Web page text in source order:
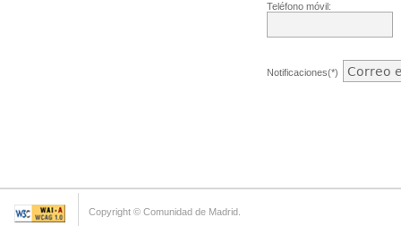
Teléfono móvil:
Notificaciones(*)
Copyright © Comunidad de Madrid.